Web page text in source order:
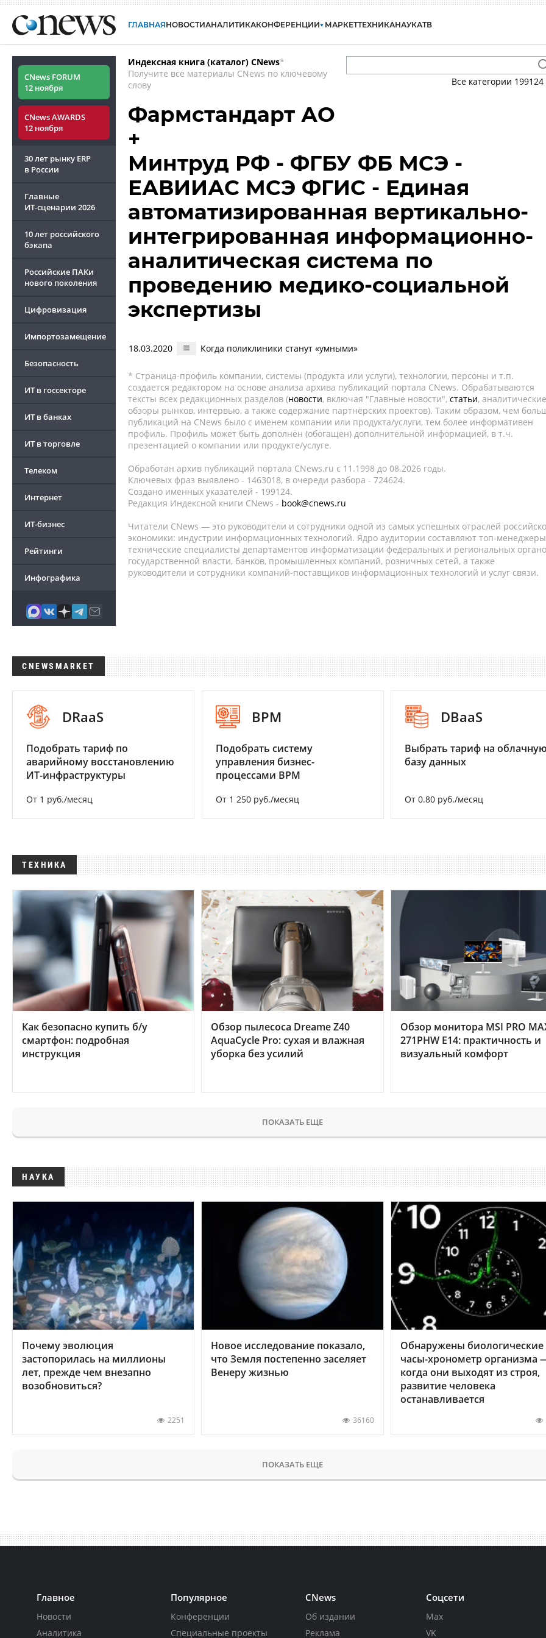
ГЛАВНАЯНОВОСТИАНАЛИТИКАКОНФЕРЕНЦИИ МАРКЕТТЕХНИКАНАУКАТВ
CNews FORUM
12 ноября
CNews AWARDS
12 ноября
30 лет рынку ERP
в России
Главные
ИТ-сценарии 2026
10 лет российского
бэкапа
Российские ПАКи
нового поколения
Цифровизация
Импортозамещение
Безопасность
ИТ в госсекторе
ИТ в банках
ИТ в торговле
Телеком
Интернет
ИТ-бизнес
Рейтинги
Инфографика
Индексная книга (каталог) CNews*
Получите все материалы CNews по ключевому
слову
Все категории 199124
Фармстандарт АО
+
Минтруд РФ - ФГБУ ФБ МСЭ -
ЕАВИИАС МСЭ ФГИС - Единая
автоматизированная вертикально-
интегрированная информационно-
аналитическая система по
проведению медико-социальной
экспертизы
18.03.2020 Когда поликлиники станут «умными»
* Страница-профиль компании, системы (продукта или услуги), технологии, персоны и т.п.
создается редактором на основе анализа архива публикаций портала CNews. Обрабатываются
тексты всех редакционных разделов (новости, включая "Главные новости", статьи, аналитические
обзоры рынков, интервью, а также содержание партнёрских проектов). Таким образом, чем
публикаций на CNews было с именем компании или продукта/услуги, тем более информативен
профиль. Профиль может быть дополнен (обогащен) дополнительной информацией, в т.ч.
презентацией о компании или продукте/услуге.
Обработан архив публикаций портала CNews.ru c 11.1998 до 08.2026 годы.
Ключевых фраз выявлено - 1463018, в очереди разбора - 724624.
Создано именных указателей - 199124.
Редакция Индексной книги CNews - book@cnews.ru
Читатели CNews — это руководители и сотрудники одной из самых успешных отраслей
экономики: индустрии информационных технологий. Ядро аудитории составляют топ-
технические специалисты департаментов информатизации федеральных и региональных
государственной власти, банков, промышленных компаний, розничных сетей, а также
руководители и сотрудники компаний-поставщиков информационных технологий и услуг связи.
CNEWSMARKET
DRaaS
Подобрать тариф по
аварийному восстановлению
ИТ-инфраструктуры
От 1 руб./месяц
BPM
Подобрать систему
управления бизнес-
процессами BPM
От 1 250 руб./месяц
DBaaS
Выбрать тариф на
базу данных
От 0.80 руб./месяц
ТЕХНИКА
Как безопасно купить б/у
смартфон: подробная
инструкция
Обзор пылесоса Dreame Z40
AquaCycle Pro: сухая и влажная
уборка без усилий
Обзор монитора MSI PRO
271PHW E14: практичность и
визуальный комфорт
ПОКАЗАТЬ ЕЩЕ
НАУКА
Почему эволюция
застопорилась на миллионы
лет, прежде чем внезапно
возобновиться?
2251
Новое исследование показало,
что Земля постепенно заселяет
Венеру жизнью
36160
Обнаружены биологические
часы-хронометр организма
когда они выходят из строя,
развитие человека
останавливается
ПОКАЗАТЬ ЕЩЕ
Главное
Новости
Аналитика
Популярное
Конференции
Специальные проекты
CNews
Об издании
Реклама
Соцсети
Max
VK